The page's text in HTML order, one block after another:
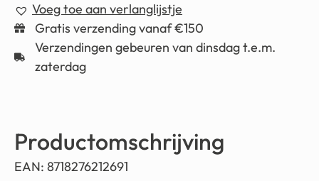
Voeg toe aan verlanglijstje
Gratis verzending vanaf €150
Verzendingen gebeuren van dinsdag t.e.m.
zaterdag
Productomschrijving
EAN: 8718276212691